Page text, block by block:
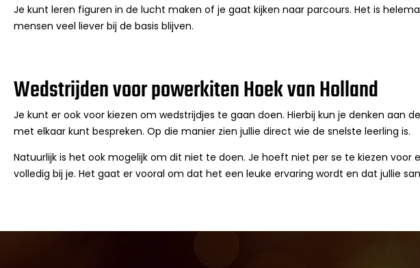
Je kunt leren figuren in de lucht maken of je gaat kijken naar parcours. Het is
mensen veel liever bij de basis blijven.
Wedstrijden voor powerkiten Hoek van Holland
Je kunt er ook voor kiezen om wedstrijdjes te gaan doen. Hierbij kun je denken aan
met elkaar kunt bespreken. Op die manier zien jullie direct wie de snelste leerling is.
Natuurlijk is het ook mogelijk om dit niet te doen. Je hoeft niet per se te kiezen voor
volledig bij je. Het gaat er vooral om dat het een leuke ervaring wordt en dat jullie